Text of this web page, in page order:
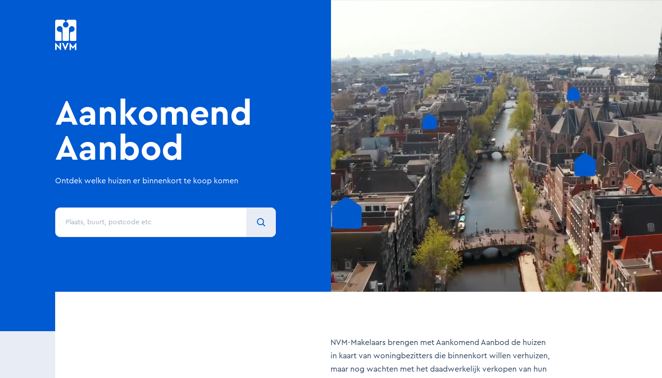
Aankomend
Aanbod
Ontdek welke huizen er binnenkort te koop komen
NVM-Makelaars brengen met Aankomend Aanbod de huizen
in kaart van woningbezitters die binnenkort willen verhuizen,
maar nog wachten met het daadwerkelijk verkopen van hun